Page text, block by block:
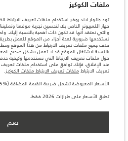
السعودية, محمد يوسف ناغي للسيارات
المعلومات والمواصفات والأسعار والألوان
آخر، كما أنّها قد تتغير بدون إشعار مسبق. الرجاء
والتحقق من الأسعار.
الأرقام المقدمة هي نتيجة لاختبارات المصنع الرسمية
يتباين استهلك الوقود الفعلي للمركبة عن ذلك
الأرقام بغرض المقارنة فحسب.
ملاحظة مهمة حول الصور والمواصفات. إن النقص
في مواصفات تصميم السيارات وتوفر الخيارات
للغاية، ونتيجة لذلك، قد لا تمثّل الصور المستخدَمة
بالكامل بالنسبة إلى الميزات والخيارات والحلية
سيتمكّن من تأكيد أي تقييدات حالية معك للسماح لك
الأسعار المعروضة تشمل ضريبة القيمة المضافة (VAT).
الأسعار تنطبق فقط على الطرازات المصنعة في عام 2026.‎
ملفات الكوكيز
تود جاكوار لاند روفر استخدام ملفات تعريف الارتباط
جهاز الكمبيوتر الخاص بك لتحسين تجربة موقعنا وتمكيننا
والتي نعتقد أنها قد تكون ذات أهمية بالنسبة إليك.
نستخدمها ضرورية لعدة أجزاء من الموقع للعمل
حذف جميع ملفات تعريف الارتباط من هذا الموقع
بالنسبة لاشتغال الموقع قد لا تعمل بشكل صحيح.
حول ملفات تعريف الارتباط التي نستخدمها وكيفية
عند الإغلاق، فإنك توافق على استخدام ملفات
تعريف الارتباط ملفات تعريف الارتباط ملفات الكوكيز.
الأسعار المعروضة تشمل ضريبة القيمة المضافة (VAT 15%).
تطبق الأسعار على طرازات 2026 فقط.
نعم